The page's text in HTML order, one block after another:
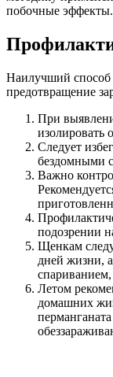
побочные эффекты.
Наилучший способ
предотвращение
При
изолировать
Следует
бездомными
Важно
подозрении
Щенкам
дней жизни,
Летом
домашних